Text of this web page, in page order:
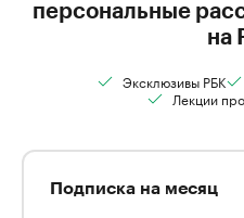
персональные
на
Эксклюзивы РБК
Лекции
Подписка на месяц